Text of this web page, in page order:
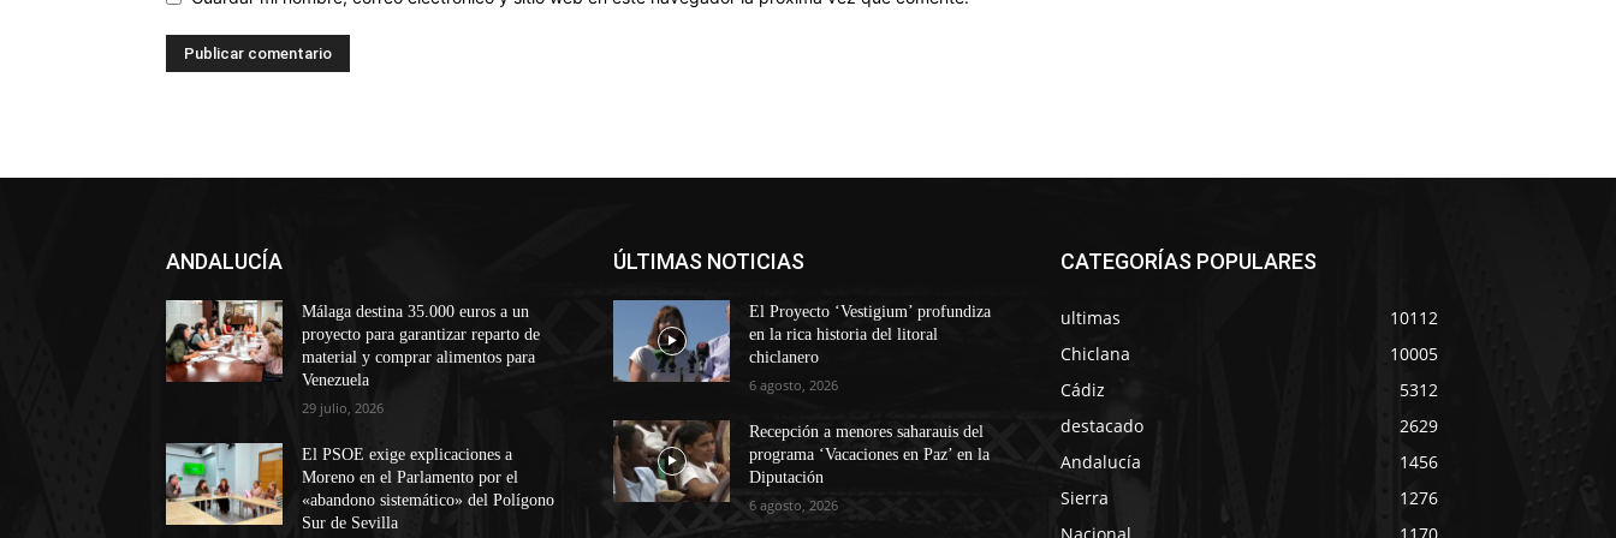
ANDALUCÍA
Málaga destina 35.000 euros a un
proyecto para garantizar reparto de
material y comprar alimentos para
Venezuela
29 julio, 2026
El PSOE exige explicaciones a
Moreno en el Parlamento por el
«abandono sistemático» del Polígono
Sur de Sevilla
ÚLTIMAS NOTICIAS
El Proyecto ‘Vestigium’ profundiza
en la rica historia del litoral
chiclanero
6 agosto, 2026
Recepción a menores saharauis del
programa ‘Vacaciones en Paz’ en la
Diputación
6 agosto, 2026
CATEGORÍAS POPULARES
ultimas
10112
Chiclana
10005
Cádiz
5312
destacado
2629
Andalucía
1456
Sierra
1276